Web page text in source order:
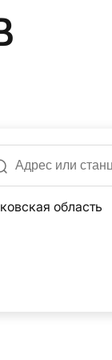
область